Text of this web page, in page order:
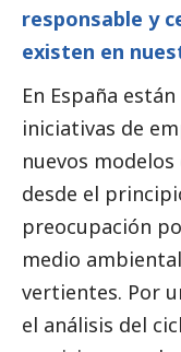
responsable y
existen en
En España
iniciativas de
nuevos
desde el
preocupación
medio
vertientes. Por
el análisis del